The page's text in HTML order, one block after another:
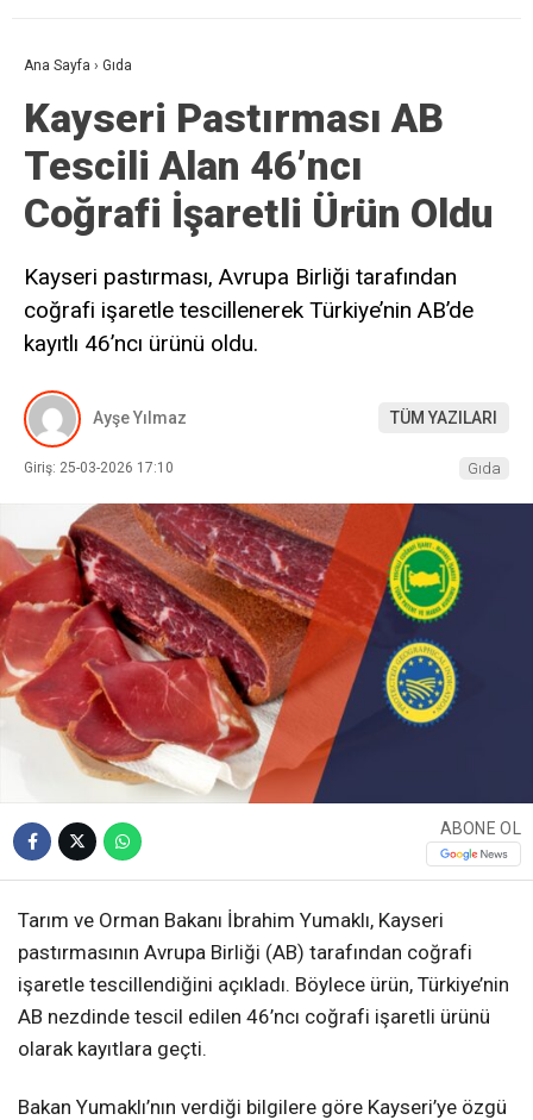
Ana Sayfa › Gıda
Kayseri Pastırması AB
Tescili Alan 46’ncı
Coğrafi İşaretli Ürün Oldu
Kayseri pastırması, Avrupa Birliği tarafından
coğrafi işaretle tescillenerek Türkiye’nin AB’de
kayıtlı 46’ncı ürünü oldu.
Ayşe Yılmaz TÜM YAZILARI
Giriş: 25-03-2026 17:10 Gıda
ABONE OL
Tarım ve Orman Bakanı İbrahim Yumaklı, Kayseri
pastırmasının Avrupa Birliği (AB) tarafından coğrafi
işaretle tescillendiğini açıkladı. Böylece ürün, Türkiye’nin
AB nezdinde tescil edilen 46’ncı coğrafi işaretli ürünü
olarak kayıtlara geçti.
Bakan Yumaklı’nın verdiği bilgilere göre Kayseri’ye özgü